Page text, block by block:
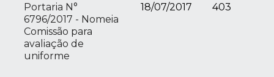
Portaria N°
6796/2017 - Nomeia
Comissão para
avaliação de
uniforme
18/07/2017 403